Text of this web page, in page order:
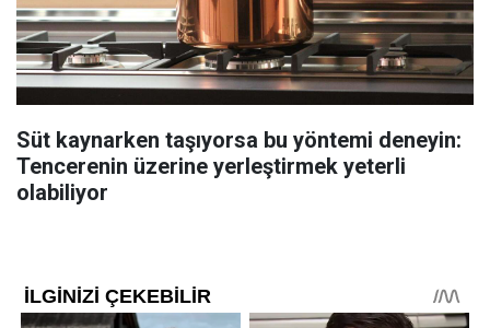
Süt kaynarken taşıyorsa bu yöntemi deneyin:
Tencerenin üzerine yerleştirmek yeterli
olabiliyor